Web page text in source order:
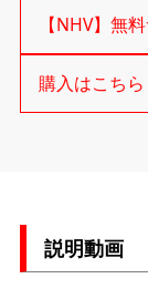
【NHV】無
購入はこち
説明動画